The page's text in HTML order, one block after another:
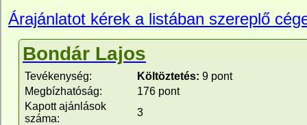
Árajánlatot kérek a listában szereplő
Bondár Lajos
Tevékenység: Költöztetés: 9 pont
Megbízhatóság:
176 pont
Kapott ajánlások
száma:
3